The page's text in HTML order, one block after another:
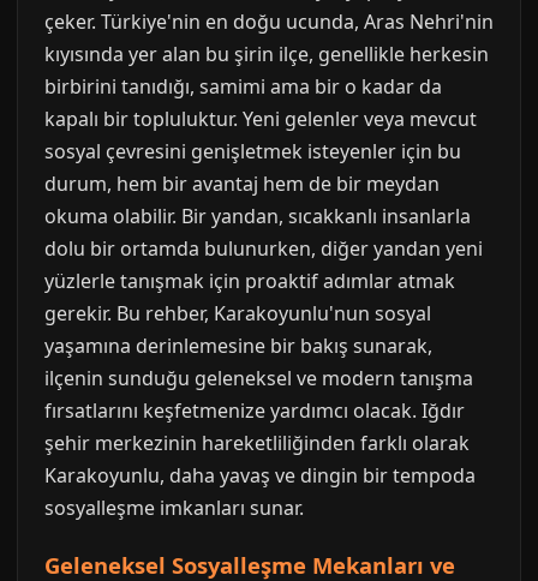
çeker. Türkiye'nin en doğu ucunda, Aras Nehri'nin
kıyısında yer alan bu şirin ilçe, genellikle herkesin
birbirini tanıdığı, samimi ama bir o kadar da
kapalı bir topluluktur. Yeni gelenler veya mevcut
sosyal çevresini genişletmek isteyenler için bu
durum, hem bir avantaj hem de bir meydan
okuma olabilir. Bir yandan, sıcakkanlı insanlarla
dolu bir ortamda bulunurken, diğer yandan yeni
yüzlerle tanışmak için proaktif adımlar atmak
gerekir. Bu rehber, Karakoyunlu'nun sosyal
yaşamına derinlemesine bir bakış sunarak,
ilçenin sunduğu geleneksel ve modern tanışma
fırsatlarını keşfetmenize yardımcı olacak. Iğdır
şehir merkezinin hareketliliğinden farklı olarak
Karakoyunlu, daha yavaş ve dingin bir tempoda
sosyalleşme imkanları sunar.
Geleneksel Sosyalleşme Mekanları ve